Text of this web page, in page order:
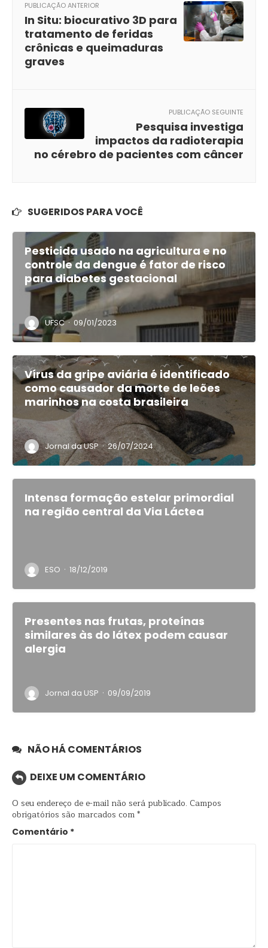
PUBLICAÇÃO ANTERIOR
In Situ: biocurativo 3D para
tratamento de feridas
crônicas e queimaduras
graves
PUBLICAÇÃO SEGUINTE
Pesquisa investiga
impactos da radioterapia
no cérebro de pacientes com câncer
SUGERIDOS PARA VOCÊ
Pesticida usado na agricultura e no
controle da dengue é fator de risco
para diabetes gestacional
UFSC · 09/01/2023
Vírus da gripe aviária é identificado
como causador da morte de leões
marinhos na costa brasileira
Jornal da USP · 26/07/2024
Intensa formação estelar primordial
na região central da Via Láctea
ESO · 18/12/2019
Presentes nas frutas, proteínas
similares às do látex podem causar
alergia
Jornal da USP · 09/09/2019
NÃO HÁ COMENTÁRIOS
DEIXE UM COMENTÁRIO
O seu endereço de e-mail não será publicado. Campos
obrigatórios são marcados com*
Comentário *